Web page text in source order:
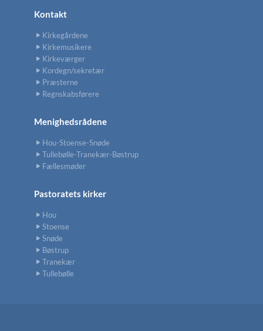
Kontakt
Kirkegårdene
Kirkemusikere
Kirkeværger
Kordegn/sekretær
Præsterne
Regnskabsførere
Menighedsrådene
Hou-Stoense-Snøde
Tullebølle-Tranekær-Bøstrup
Fællesmøder
Pastoratets kirker
Hou
Stoense
Snøde
Bøstrup
Tranekær
Tullebølle